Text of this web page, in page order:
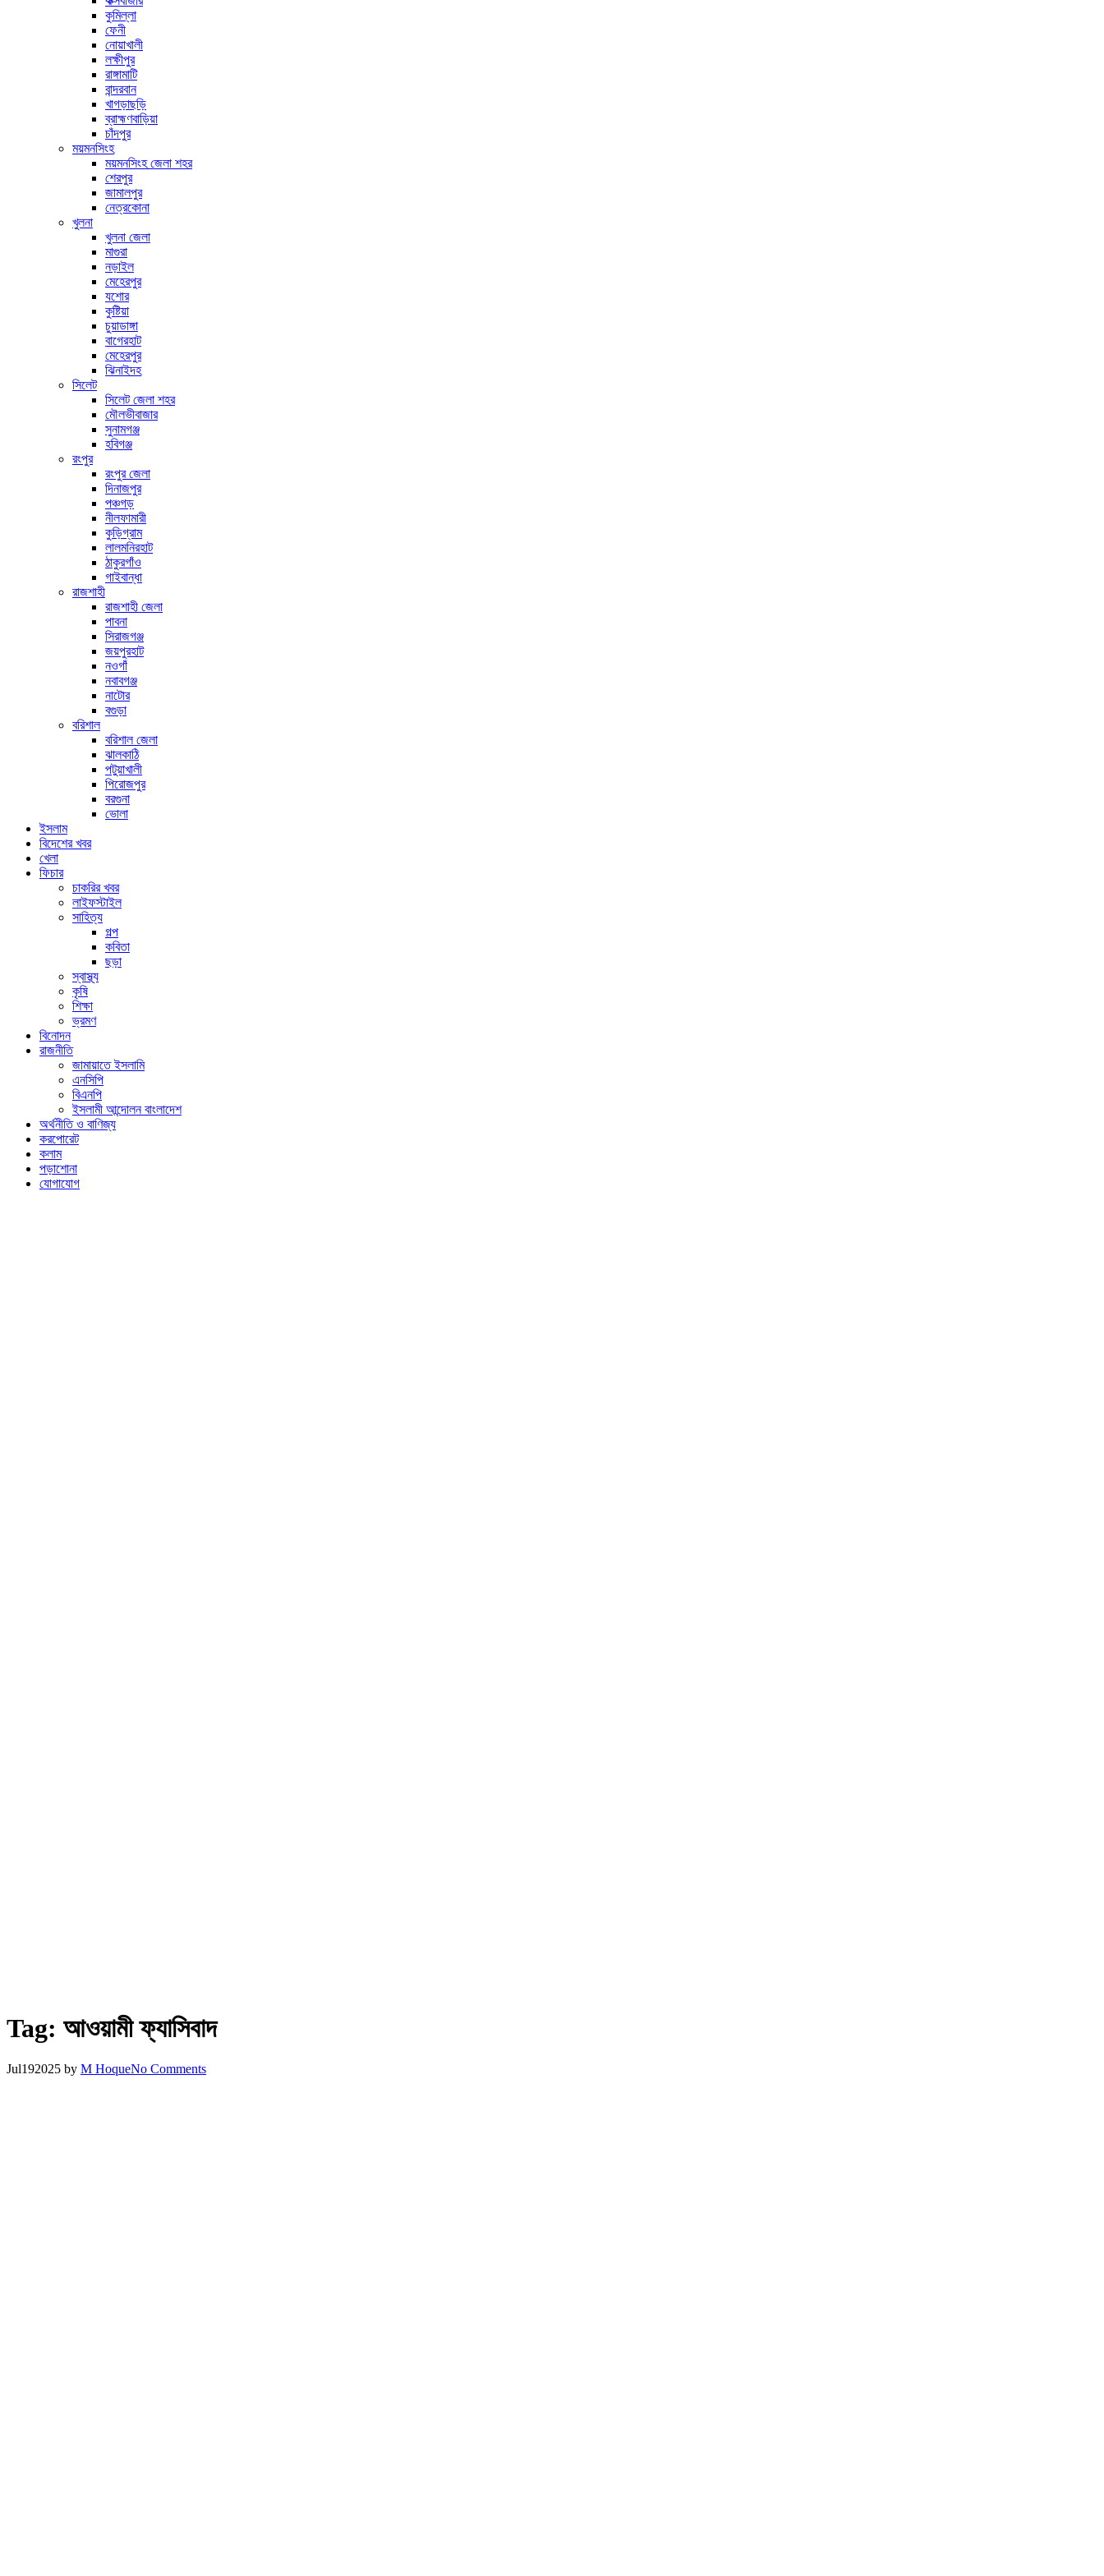
কুমিল্লা
ফেনী
নোয়াখালী
লক্ষীপুর
রাঙ্গামাটি
বান্দরবান
খাগড়াছড়ি
ব্রাহ্মণবাড়িয়া
চাঁদপুর
ময়মনসিংহ
ময়মনসিংহ জেলা শহর
শেরপুর
জামালপুর
নেত্রকোনা
খুলনা
খুলনা জেলা
মাগুরা
নড়াইল
মেহেরপুর
যশোর
কুষ্টিয়া
চুয়াডাঙ্গা
বাগেরহাট
মেহেরপুর
ঝিনাইদহ
সিলেট
সিলেট জেলা শহর
মৌলভীবাজার
সুনামগঞ্জ
হবিগঞ্জ
রংপুর
রংপুর জেলা
দিনাজপুর
পঞ্চগড়
নীলফামারী
কুড়িগ্রাম
লালমনিরহাট
ঠাকুরগাঁও
গাইবান্ধা
রাজশাহী
রাজশাহী জেলা
পাবনা
সিরাজগঞ্জ
জয়পুরহাট
নওগাঁ
নবাবগঞ্জ
নাটোর
বগুড়া
বরিশাল
বরিশাল জেলা
ঝালকাঠি
পটুয়াখালী
পিরোজপুর
বরগুনা
ভোলা
ইসলাম
বিদেশের খবর
খেলা
ফিচার
চাকরির খবর
লাইফস্টাইল
সাহিত্য
গল্প
কবিতা
ছড়া
স্বাস্থ্য
কৃষি
শিক্ষা
ভ্রমণ
বিনোদন
রাজনীতি
জামায়াতে ইসলামি
এনসিপি
বিএনপি
ইসলামী আন্দোলন বাংলাদেশ
অর্থনীতি ও বাণিজ্য
করপোরেট
কলাম
পড়াশোনা
যোগাযোগ
Tag: আওয়ামী ফ্যাসিবাদ
Jul192025 by M HoqueNo Comments